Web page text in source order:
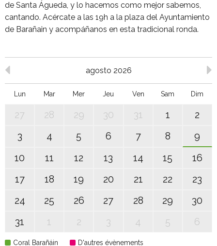
de Santa Águeda, y lo hacemos como mejor sabemos,
cantando. Acércate a las 19h a la plaza del Ayuntamiento
de Barañain y acompáñanos en esta tradicional ronda.
agosto 2026
Lun Mar Mer Jeu Ven Sam Dim
27 28 29 30 31 1
2
3
4 5 6 7 8
9
10
11 12 13 14 15
16
17
18 19 20 21 22
23
24
25 26 27 28 29
30
31
1 2 3 4 5 6
Coral Barañáin D'autres évènements